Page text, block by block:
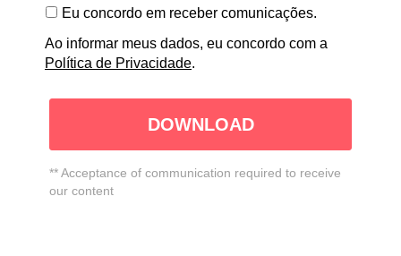
minimizou riscos de desenvolvimento,
acelerou prazos e reduziu custos de
retrabalho. As simulações ópticas
qualidade do produto e conformidade com
Eu concordo em receber comunicações.
Ao informar meus dados, eu concordo com a
Política de Privacidade.
DOWNLOAD
** Acceptance of communication required to receive
our content